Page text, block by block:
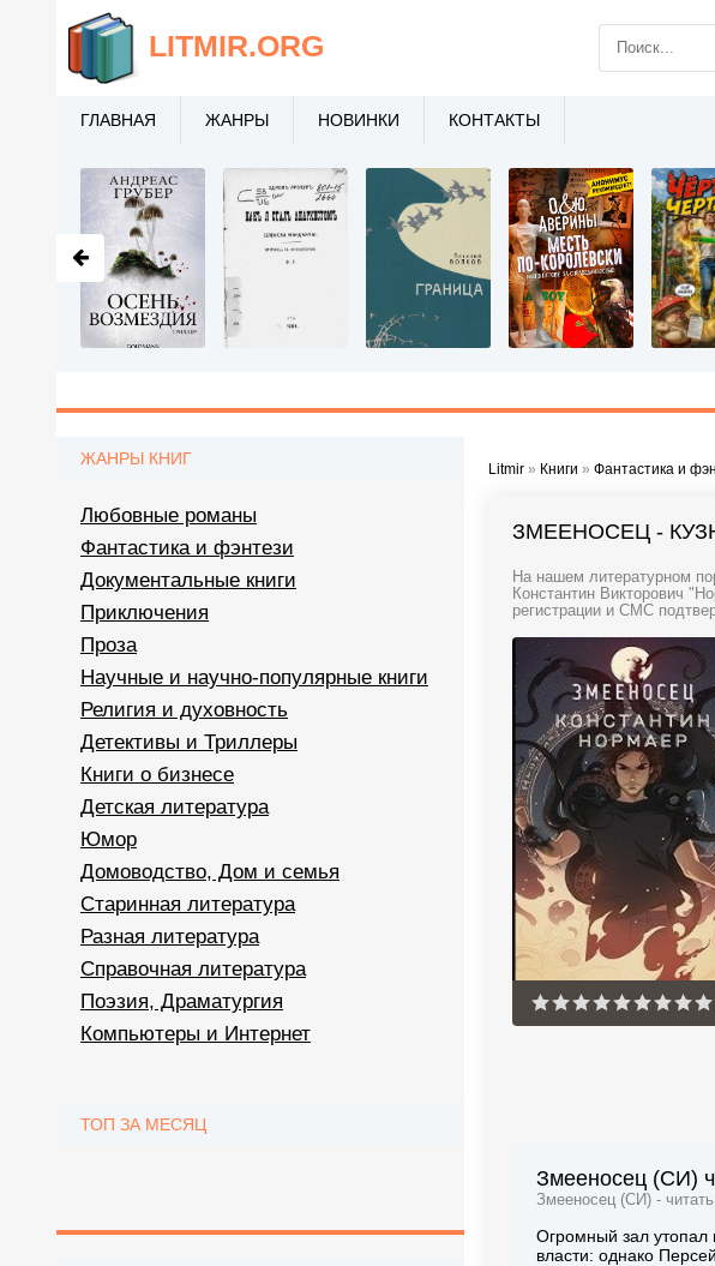
Litmir » Книги » Фантастика и
ЗМЕЕНОСЕЦ -
На нашем литературном
Константин Викторович
регистрации и СМС
Змееносец (СИ)
Змееносец (СИ) -
Огромный зал
власти: однако
ЖАНРЫ КНИГ
Любовные романы
Фантастика и фэнтези
Документальные книги
Приключения
Проза
Научные и научно-популярные книги
Религия и духовность
Детективы и Триллеры
Книги о бизнесе
Детская литература
Юмор
Домоводство, Дом и семья
Старинная литература
Разная литература
Справочная литература
Поэзия, Драматургия
Компьютеры и Интернет
ТОП ЗА МЕСЯЦ
LITMIR.ORG
ГЛАВНАЯ ЖАНРЫ НОВИНКИ КОНТАКТЫ